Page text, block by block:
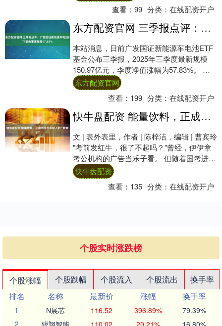
查看：99 分类：在线配资开户
东方配资官网 三季报点评：广发国证新能源车电池ETF基金季度涨幅57.83%
本站消息，日前广发国证新能源车电池ETF
基金公布三季报，2025年三季度最新规模
150.97亿元，季度净值涨幅为57.83%。 从
业绩表现来看，广发国证新能源车....
东方配资官网
查看： 199 分类：在线配资开户
快牛盘配资 能量饮料，正成为当代年轻人的“救命水”
文 | 表外表里，作者 | 陈梓洁，编辑 | 曹宾玲
"考前发红牛，很了不起吗？"曾经，伊伊拿
考公机构的广告当乐子看。 但随着国考进入
倒计时，她发现这真的很实用....
快牛盘配资
查看： 135 分类：在线配资开户
个股实时涨跌榜
个股涨幅 个股跌幅 个股流入 个股流出
换手率
排名
名称 最新价 涨幅
换手率
1
N展芯 116.52 396.89% 79.39%